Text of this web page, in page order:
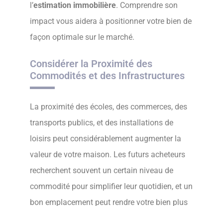
l’estimation immobilière. Comprendre son
impact vous aidera à positionner votre bien de
façon optimale sur le marché.
Considérer la Proximité des
Commodités et des Infrastructures
La proximité des écoles, des commerces, des
transports publics, et des installations de
loisirs peut considérablement augmenter la
valeur de votre maison. Les futurs acheteurs
recherchent souvent un certain niveau de
commodité pour simplifier leur quotidien, et un
bon emplacement peut rendre votre bien plus